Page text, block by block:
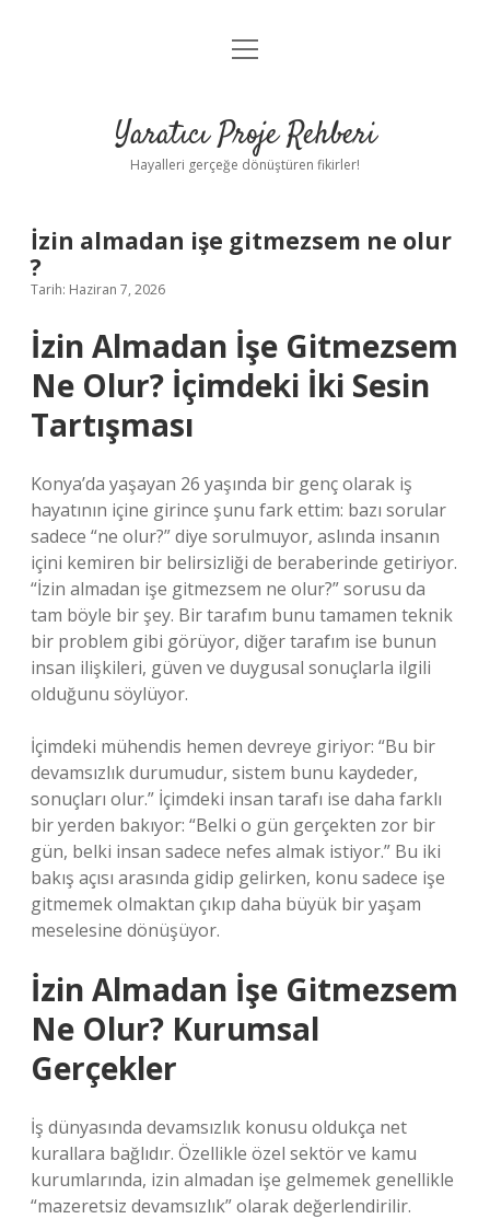
Anasayfa
Yasal Uyarı
menüyü
Yaratıcı Proje Rehberi
Hayalleri gerçeğe dönüştüren fikirler!
İzin almadan işe gitmezsem ne olur
?
Tarih: Haziran 7, 2026
İzin Almadan İşe Gitmezsem
Ne Olur? İçimdeki İki Sesin
Tartışması
Konya’da yaşayan 26 yaşında bir genç olarak iş
hayatının içine girince şunu fark ettim: bazı sorular
sadece “ne olur?” diye sorulmuyor, aslında insanın
içini kemiren bir belirsizliği de beraberinde getiriyor.
“İzin almadan işe gitmezsem ne olur?” sorusu da
tam böyle bir şey. Bir tarafım bunu tamamen teknik
bir problem gibi görüyor, diğer tarafım ise bunun
insan ilişkileri, güven ve duygusal sonuçlarla ilgili
olduğunu söylüyor.
İçimdeki mühendis hemen devreye giriyor: “Bu bir
devamsızlık durumudur, sistem bunu kaydeder,
sonuçları olur.” İçimdeki insan tarafı ise daha farklı
bir yerden bakıyor: “Belki o gün gerçekten zor bir
gün, belki insan sadece nefes almak istiyor.” Bu iki
bakış açısı arasında gidip gelirken, konu sadece işe
gitmemek olmaktan çıkıp daha büyük bir yaşam
meselesine dönüşüyor.
İzin Almadan İşe Gitmezsem
Ne Olur? Kurumsal
Gerçekler
İş dünyasında devamsızlık konusu oldukça net
kurallara bağlıdır. Özellikle özel sektör ve kamu
kurumlarında, izin almadan işe gelmemek genellikle
“mazeretsiz devamsızlık” olarak değerlendirilir.